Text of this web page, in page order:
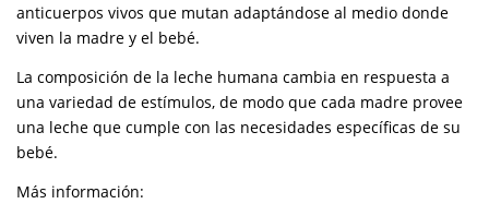
anticuerpos vivos que mutan adaptándose al medio donde
viven la madre y el bebé.
La composición de la leche humana cambia en respuesta a
una variedad de estímulos, de modo que cada madre provee
una leche que cumple con las necesidades específicas de su
bebé.
Más información: